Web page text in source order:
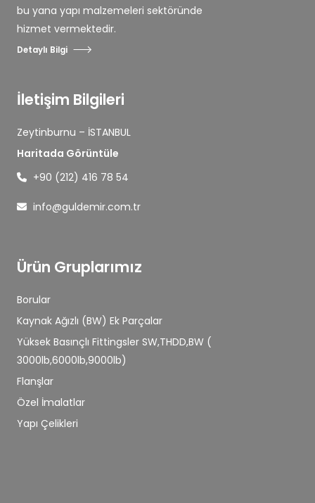
bu yana yapı malzemeleri sektöründe
hizmet vermektedir.
Detaylı Bilgi
İletişim Bilgileri
Zeytinburnu – İSTANBUL
Haritada Görüntüle
+90 (212) 416 78 54
info@guldemir.com.tr
Ürün Gruplarımız
Borular
Kaynak Ağızlı (BW) Ek Parçalar
Yüksek Basınçlı Fittingsler SW,THDD,BW (
3000lb,6000lb,9000lb)
Flanşlar
Özel İmalatlar
Yapı Çelikleri